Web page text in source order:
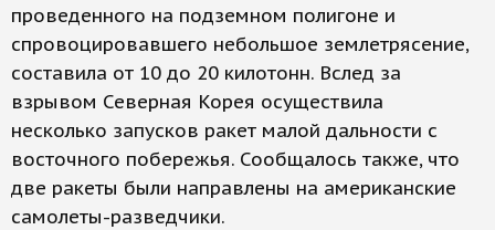
проведенного на подземном полигоне и
спровоцировавшего небольшое землетрясение,
составила от 10 до 20 килотонн. Вслед за
взрывом Северная Корея осуществила
несколько запусков ракет малой дальности с
восточного побережья. Сообщалось также, что
две ракеты были направлены на американские
самолеты-разведчики.